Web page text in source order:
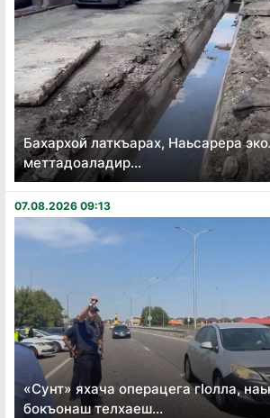
Бахархой латкъарах, Наьсарера
меттадоаладир...
07.08.2026 09:13
«Сунт» яхача операцега гӏолла,
бокъонаш телхаеш...